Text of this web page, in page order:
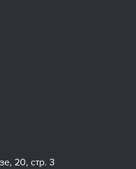
20, стр. 3